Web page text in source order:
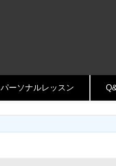
パーソナルレッスン